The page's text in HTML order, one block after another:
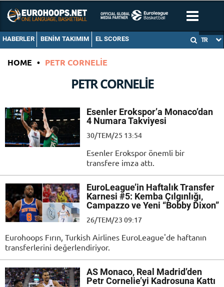
HABERLER BENIM TAKIMIM EL SCORES TR
HOME • PETR CORNELIE
PETR CORNELIE
Esenler Erokspor’a Monaco’dan
4 Numara Takviyesi
30/TEM/25 13:54
Esenler Erokspor önemli bir
transfere imza attı.
EuroLeague’in Haftalık Transfer
Karnesi #5: Kemba Çılgınlığı,
Campazzo ve Yeni “Bobby Dixon”
26/TEM/23 09:17
Eurohoops Fırın, Turkish Airlines EuroLeague'de haftanın
transferlerini değerlendiriyor.
AS Monaco, Real Madrid’den
Petr Cornelie’yi Kadrosuna Kattı